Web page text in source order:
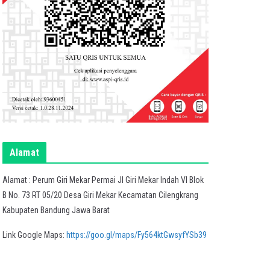
Alamat
Alamat : Perum Giri Mekar Permai Jl Giri Mekar Indah VI Blok
B No. 73 RT 05/20 Desa Giri Mekar Kecamatan Cilengkrang
Kabupaten Bandung Jawa Barat
Link Google Maps: https://goo.gl/maps/Fy564ktGwsyfYSb39